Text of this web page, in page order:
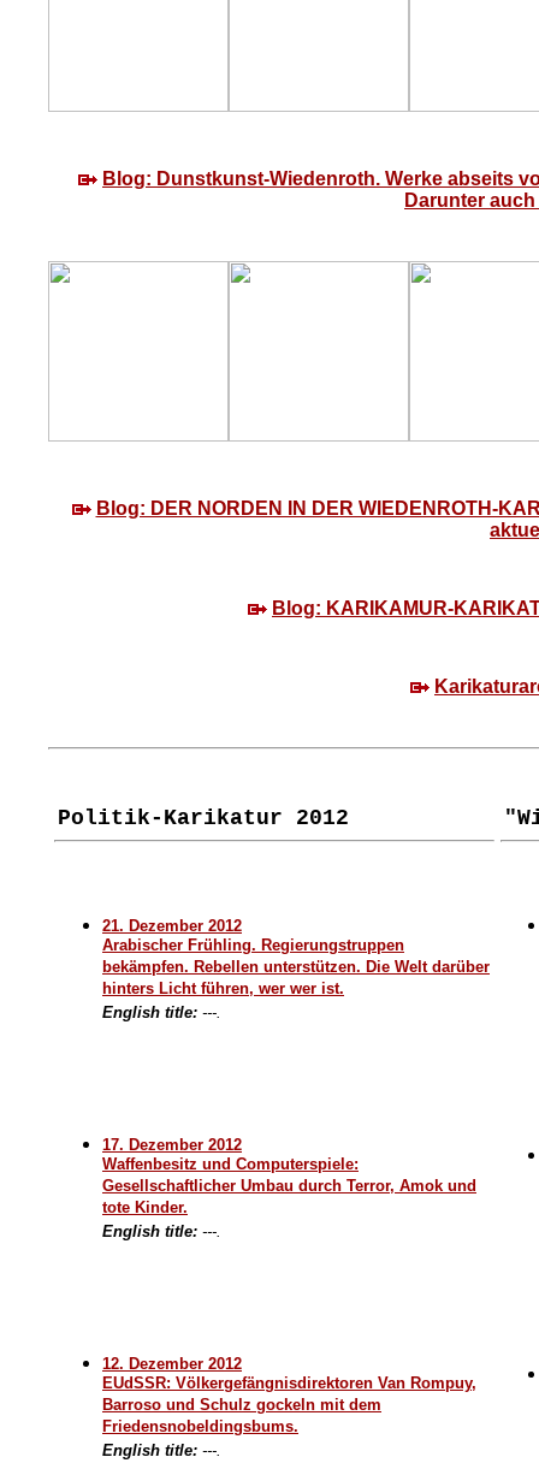
Blog: Dunstkunst-Wiedenroth. Werke abseits
Darunter
Blog: DER NORDEN IN DER WIEDENROTH-
Blog: KARIKAMUR-
Politik-Karikatur 2012
21. Dezember 2012
Arabischer Frühling. Regierungstruppen
bekämpfen. Rebellen unterstützen. Die Welt darüber
hinters Licht führen, wer wer ist.
English title: ---.
17. Dezember 2012
Waffenbesitz und Computerspiele:
Gesellschaftlicher Umbau durch Terror, Amok und
tote Kinder.
English title: ---.
12. Dezember 2012
EUdSSR: Völkergefängnisdirektoren Van Rompuy,
Barroso und Schulz gockeln mit dem
Friedensnobeldingsbums.
English title: ---.